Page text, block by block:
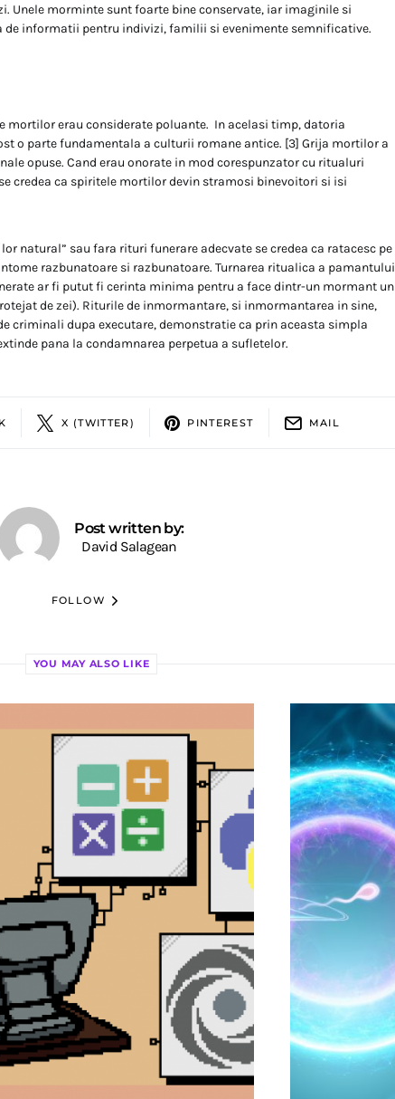
Unele morminte sunt foarte bine conservate, iar imaginile si
informatii pentru indivizi, familii si evenimente semnificative.
mortilor erau considerate poluante. In acelasi timp, datoria
o parte fundamentala a culturii romane antice. [3] Grija mortilor a
opuse. Cand erau onorate in mod corespunzator cu ritualuri
credea ca spiritele mortilor devin stramosi binevoitori si isi
natural” sau fara rituri funerare adecvate se credea ca ratacesc pe
razbunatoare si razbunatoare. Turnarea ritualica a pamantului
ar fi putut fi cerinta minima pentru a face dintr-un mormant un
de zei). Riturile de inmormantare, si inmormantarea in sine,
criminali dupa executare, demonstratie ca prin aceasta simpla
pana la condamnarea perpetua a sufletelor.
X (TWITTER) PINTEREST MAIL
Post written by:
David Salagean
FOLLOW
YOU MAY ALSO LIKE